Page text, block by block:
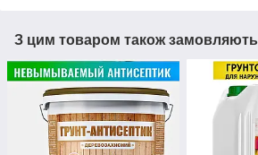
З цим товаром також замовляють